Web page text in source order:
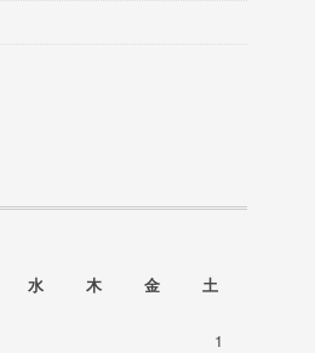
水 木 金 土
1